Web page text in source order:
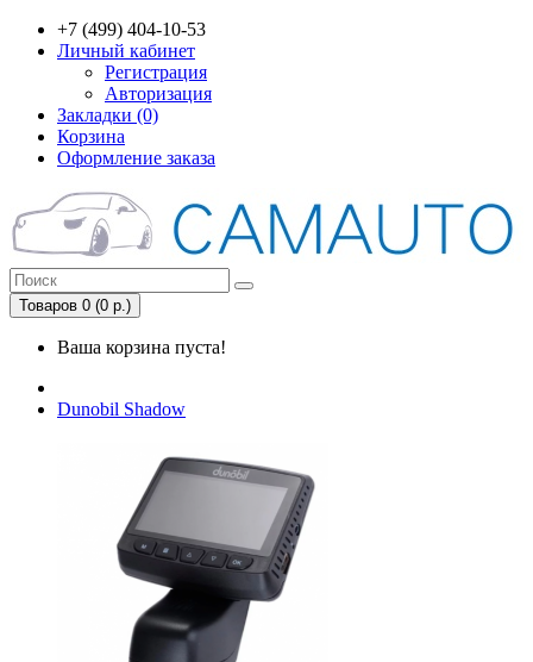
+7 (499) 404-10-53
Личный кабинет
Регистрация
Авторизация
Закладки (0)
Корзина
Оформление заказа
Товаров 0 (0 р.)
Ваша корзина пуста!
Dunobil Shadow